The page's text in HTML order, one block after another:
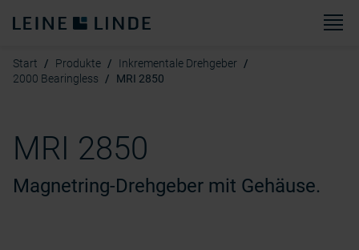
Start Produkte
Inkrementale Drehgeber
2000 Bearingless
MRI 2850
MRI 2850
Magnetring-Drehgeber mit Gehäuse.